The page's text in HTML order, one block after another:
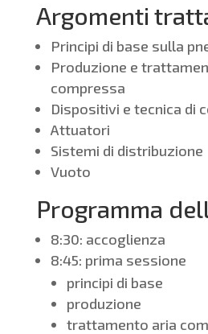
Argomenti
Principi di base sulla
Produzione e
compressa
Dispositivi e tecnica di
Attuatori
Sistemi di distribuzione
Vuoto
Programma
8:30: accoglienza
8:45: prima sessione
principi di base
produzione
trattamento aria